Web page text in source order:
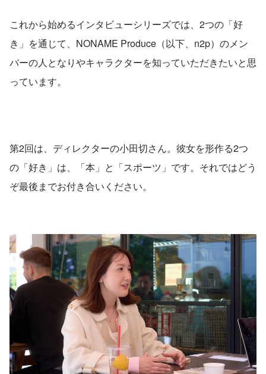
これから始めるインタビューシリーズでは、2つの「好
き」を通じて、NONAME Produce（以下、n2p）のメン
バーの人となりやキャラクターを知っていただきたいと思
っています。
第2回は、ディレクターの小田切さん。彼女を形作る2つ
の「好き」は、「本」と「スポーツ」です。それではどう
ぞ最後までお付き合いください。